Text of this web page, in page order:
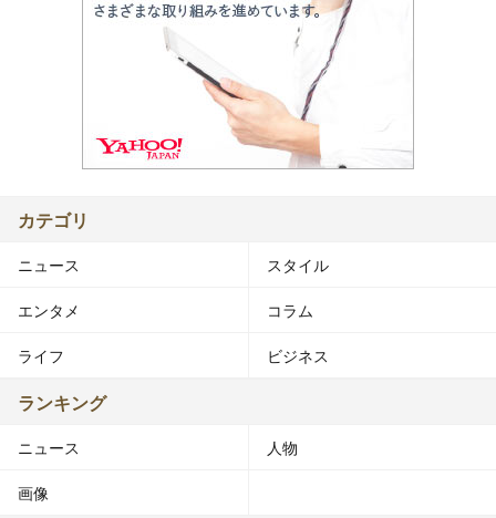
カテゴリ
ニュース スタイル
エンタメ コラム
ライフ ビジネス
ランキング
ニュース 人物
画像